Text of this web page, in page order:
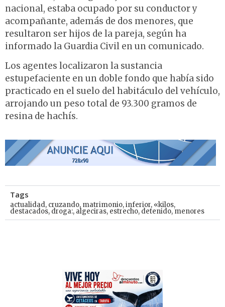
nacional, estaba ocupado por su conductor y
acompañante, además de dos menores, que
resultaron ser hijos de la pareja, según ha
informado la Guardia Civil en un comunicado.
Los agentes localizaron la sustancia
estupefaciente en un doble fondo que había sido
practicado en el suelo del habitáculo del vehículo,
arrojando un peso total de 93.300 gramos de
resina de hachís.
Tags
actualidad, cruzando, matrimonio,inferior, «kilos,
destacados, droga:, algeciras, estrecho, detenido,menores